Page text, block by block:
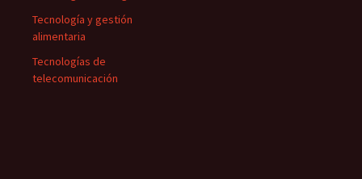
Tecnología y gestión
alimentaria
Tecnologías de
telecomunicación